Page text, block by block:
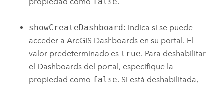
showCreateDashboard : indica si se puede
acceder aArcGIS Dashboards en su portal. El
valor predeterminado es true. Para deshabilitar
el Dashboards del portal, especifique la
propiedad como false. Si está deshabilitada,